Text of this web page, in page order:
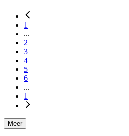
1
...
2
3
4
5
6
...
1
Meer